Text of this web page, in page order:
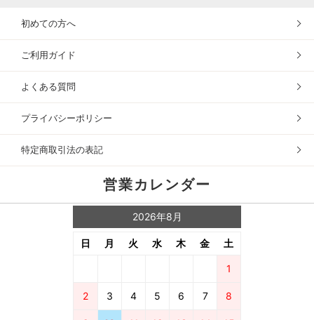
初めての方へ
ご利用ガイド
よくある質問
プライバシーポリシー
特定商取引法の表記
営業カレンダー
2026年8月
日 月 火 水 木 金 土
1
2 3 4 5 6 7 8